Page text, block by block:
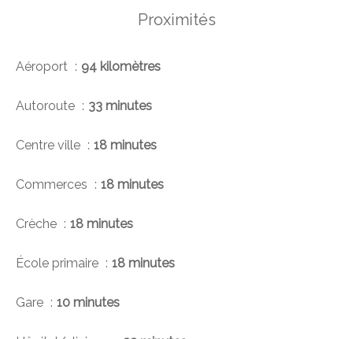
Proximités
Aéroport 94 kilomètres
Autoroute 33 minutes
Centre ville 18 minutes
Commerces 18 minutes
Crèche 18 minutes
École primaire 18 minutes
Gare 10 minutes